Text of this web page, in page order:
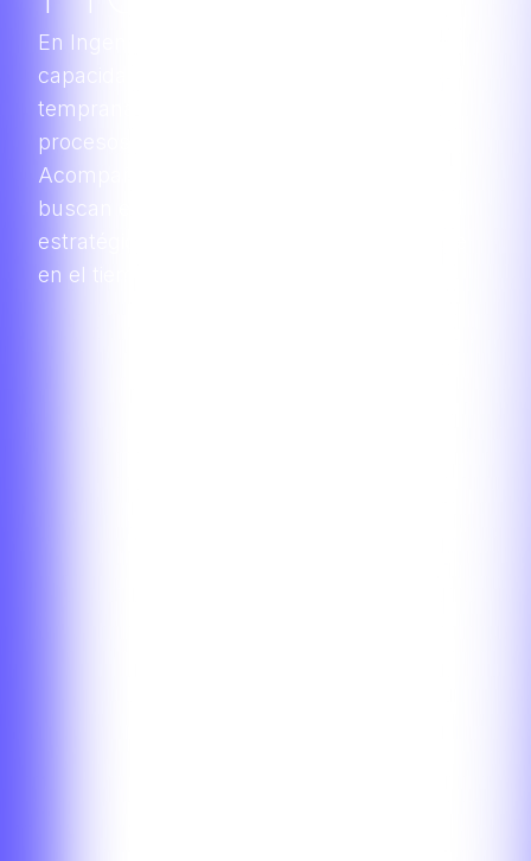
En Ingenia somos conscientes de nuestra
capacidad de impulsar startups en etapa
temprana para potenciar y acelerar sus
procesos de desarrollo.
Acompañamos startups tecnológicas que
buscan escalar y alcanzar sus objetivos
estratégicos de manera rápida y sostenible
en el tiempo.